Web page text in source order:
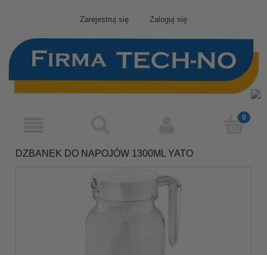
Zarejestruj się Zaloguj się
DZBANEK DO NAPOJÓW 1300ML YATO